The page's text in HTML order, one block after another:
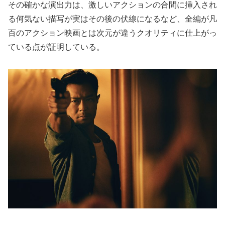
その確かな演出力は、激しいアクションの合間に挿入され
る何気ない描写が実はその後の伏線になるなど、全編が凡
百のアクション映画とは次元が違うクオリティに仕上がっ
ている点が証明している。